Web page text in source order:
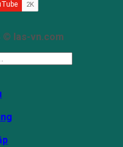
© las-vn.com